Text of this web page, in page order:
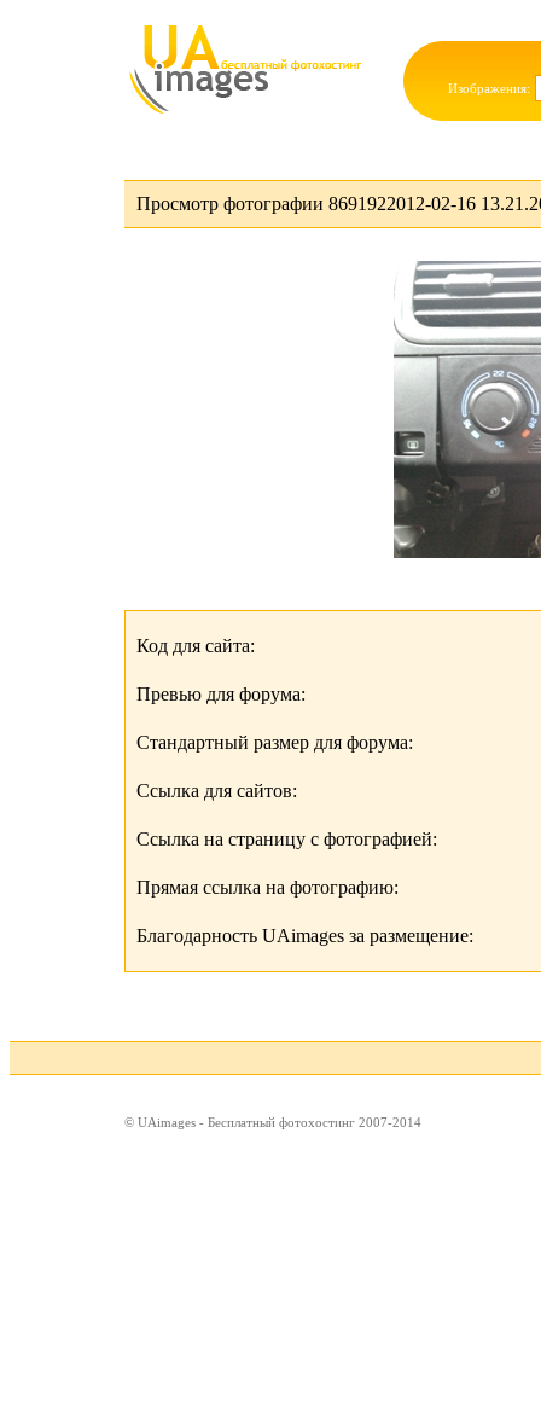
Изображения:
Просмотр фотографии 8691922012-02-16
Код для сайта:
Превью для форума:
Стандартный размер для форума:
Ссылка для сайтов:
Ссылка на страницу с фотографией:
Прямая ссылка на фотографию:
Благодарность UAimages за размещение:
© UAimages - Бесплатный фотохостинг 2007-2014